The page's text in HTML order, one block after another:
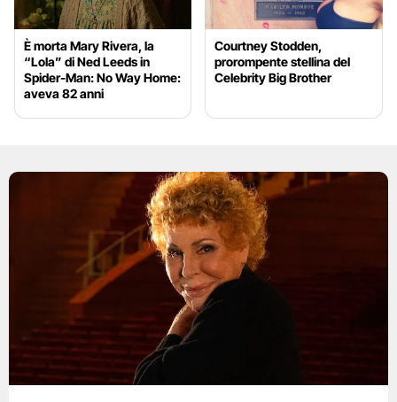
È morta Mary Rivera, la
“Lola” di Ned Leeds in
Spider-Man: No Way Home:
aveva 82 anni
Courtney Stodden,
prorompente stellina del
Celebrity Big Brother